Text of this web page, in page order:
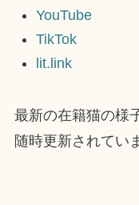
YouTube
TikTok
lit.link
最新の在籍猫の様
随時更新されてい